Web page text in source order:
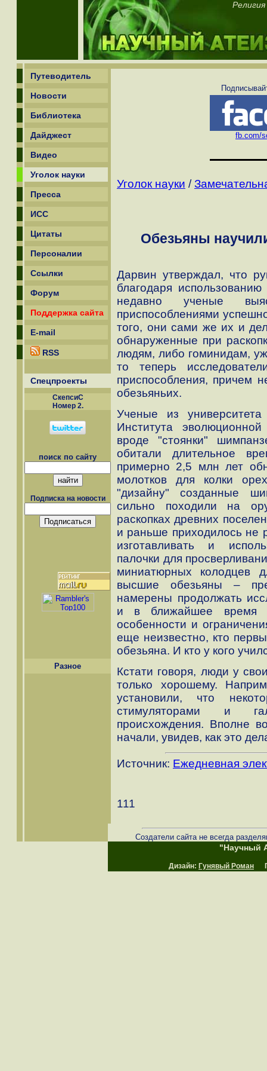
Религия
Путеводитель
Новости
Библиотека
Дайджест
Видео
Уголок науки
Пресса
ИСС
Цитаты
Персоналии
Ссылки
Форум
Поддержка сайта
E-mail
RSS
Спецпроекты
СкепсиС
Номер 2.
поиск по сайту
Подписка на новости
Разное
fb.com/
Уголок науки /
Обезьяны
Дарвин утверждал, что
благодаря
недавно ученые
приспособлениями
того, они сами же их и
обнаруженные при
людям, либо гоминидам,
то теперь
приспособления, причем
обезьяньих.
Ученые из
Института
вроде "стоянки"
обитали длительное
примерно 2,5 млн лет
молотков для колки
"дизайну" созданные
сильно походили на
раскопках древних
и раньше приходилось не
изготавливать и
палочки для
миниатюрных колодцев
высшие обезьяны –
намерены продолжать
и в ближайшее время
особенности и
еще неизвестно, кто
обезьяна. И кто у кого
Кстати говоря, люди у
только хорошему.
установили, что
стимуляторами и
происхождения. Вполне
начали, увидев, как это
Источник: Ежедневная
111
Создатели сайта не всегда
"Научный
Дизайн: Гунявый Роман